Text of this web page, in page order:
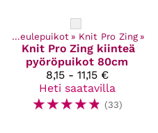
Neulepuikot ‪» Knit Pro Zing ‪»
Knit Pro Zing kiinteä
pyöröpuikot 80cm
8,15 - 11,15 €
Heti saatavilla
☆☆☆☆☆ (33)